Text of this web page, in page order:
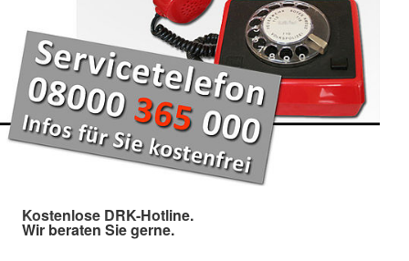
Kostenlose DRK-Hotline.
Wir beraten Sie gerne.